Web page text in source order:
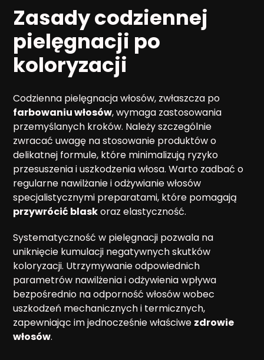
Zasady codziennej
pielęgnacji po
koloryzacji
Codzienna pielęgnacja włosów, zwłaszcza po
farbowaniu włosów, wymaga zastosowania
przemyślanych kroków. Należy szczególnie
zwracać uwagę na stosowanie produktów o
delikatnej formule, które minimalizują ryzyko
przesuszenia i uszkodzenia włosa. Warto zadbać o
regularne nawilżanie i odżywianie włosów
specjalistycznymi preparatami, które pomagają
przywrócić blaskoraz elastyczność.
Systematyczność w pielęgnacji pozwala na
uniknięcie kumulacji negatywnych skutków
koloryzacji. Utrzymywanie odpowiednich
parametrów nawilżenia i odżywienia wpływa
bezpośrednio na odporność włosów wobec
uszkodzeń mechanicznych i termicznych,
zapewniając im jednocześnie właściwe zdrowie
włosów.